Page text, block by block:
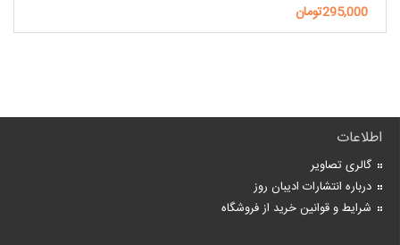
295,000تومان
اطلاعات
گالری تصاویر
درباره انتشارات ادیبان روز
شرایط و قوانین خرید از فروشگاه